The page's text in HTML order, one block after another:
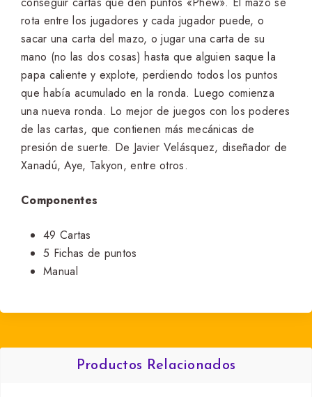
rota entre los jugadores y cada jugador puede, o
sacar una carta del mazo, o jugar una carta de su
mano (no las dos cosas) hasta que alguien saque la
papa caliente y explote, perdiendo todos los puntos
que había acumulado en la ronda. Luego comienza
una nueva ronda. Lo mejor de juegos con los poderes
de las cartas, que contienen más mecánicas de
presión de suerte. De Javier Velásquez, diseñador de
Xanadú, Aye, Takyon, entre otros.
Componentes
49 Cartas
5 Fichas de puntos
Manual
Productos Relacionados